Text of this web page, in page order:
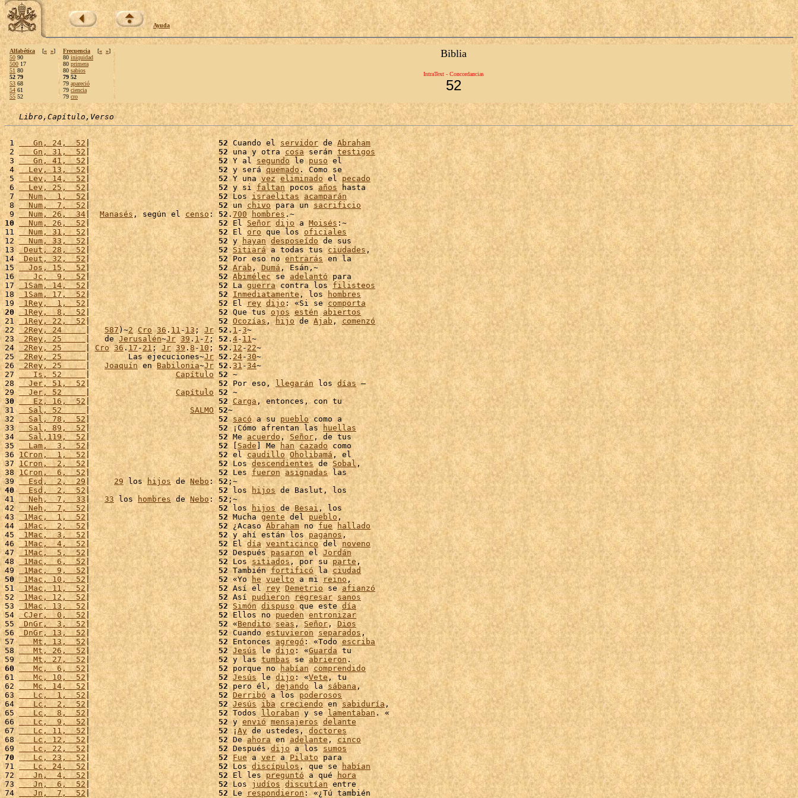
Ayuda
Alfabética [« »]
50 90
500 17
51 80
52 79
53 68
54 61
55 52
Frecuencia [« »]
80 iniquidad
80 primera
80 sabios
79 52
79 apareció
79 ciencia
79 cro
Biblia
IntraText - Concordancias
52
Libro,Capítulo,Verso
1
   Gn, 24,  52
| 52 Cuando el servidor de Abraham
2
   Gn, 31,  52
| 52 una y otra cosa serán testigos
3
   Gn, 41,  52
| 52 Y al segundo le puso el
4
  Lev, 13,  52
| 52 y será quemado. Como se
5
  Lev, 14,  52
| 52 Y una vez eliminado el pecado
6
  Lev, 25,  52
| 52 y si faltan pocos años hasta
7
  Num,  1,  52
| 52 Los israelitas
acamparán
8
  Num,  7,  52
| 52 un chivo para un sacrificio
9
  Num, 26,  34
| Manasés , según el censo : 52 . 700 hombres
10
  Num, 26,  52
| 52 El Señor dijo a Moisés :~
11
  Num, 31,  52
| 52 El oro que los oficiales
12
  Num, 33,  52
| 52 y hayan desposeído de sus
13
Deut, 28,  52| 52 Sitiará a todas tus ciudades ,
14 Deut, 32,  52 | 52 Por eso no entrarás en la
15
  Jos, 15,  52
| 52 Arab , Dumá , Esán,~
16
   Jc,  9,  52
| 52 Abimélec se adelantó para
17 1Sam, 14,  52 | 52 La guerra contra los filisteos
18 1Sam, 17,  52 | 52 Inmediatamente, los
hombres
19 1Rey,  1,  52 | 52 El rey dijo : «Si se comporta
20
1Rey,  8,  52 | 52 Que tus ojos estén abiertos
21
1Rey, 22,  52| 52 Ocozías, hijo de Ajab , comenzó
22
2Rey, 24 | 587)~2 Cro 36. 11 -13; Jr 52 . 1-3~
23 2Rey, 25 |   de Jerusalén~Jr 39 . 1 - 7 ; 52 . 4-11~
24 2Rey, 25 Cro 36. 17 - 21 ; Jr 39.8 -10 ; 52 . 12 -22~
25
2Rey, 25 |        Las ejecuciones~Jr 52 .24-30~
26 2Rey, 25 | Joaquín en Babilonia~Jr 52 . 31-34~
27
   Is, 52
| Capítulo 52 ~
28
  Jer, 51,  52
| 52 Por eso, llegarán los días –
29
  Jer, 52
| Capítulo 52
30
   Ez, 16,  52
| 52 Carga , entonces, con tu
31
  Sal, 52
| SALMO 52~
32
  Sal, 78,  52
| 52 sacó a su pueblo como a
33
  Sal, 89,  52
| 52 ¡Cómo afrentan las
huellas
34
  Sal,119,  52
| 52 Me acuerdo, Señor , de tus
35
  Lam,  3,  52
| 52 Sade ] Me han cazado como
36 1Cron,  1,  52 | 52 el caudillo Oholibamá , el
37 1Cron,  2,  52 | 52 Los descendientes de Sobal ,
38 1Cron,  6,  52| 52 Les fueron asignadas las
39
  Esd,  2,  29
| 29 los hijos de Nebo : 52
40
  Esd,  2,  52
| 52 los hijos de Baslut, los
41
  Neh,  7,  33
| 33 los hombres de Nebo : 52 ;~
42
  Neh,  7,  52
| 52 los hijos de Besai , los
43 1Mac,  1,  52 | 52 Mucha gente del pueblo ,
44 1Mac,  2,  52| 52 ¿Acaso Abraham no fue
hallado
45 1Mac,  3,  52 | 52 y ahí están los paganos ,
46 1Mac,  4,  52| 52 El día veinticinco del noveno
47
1Mac,  5,  52 | 52 Después pasaron el Jordán
48 1Mac,  6,  52 | 52 Los sitiados , por su parte ,
49
1Mac,  9,  52| 52 También fortificó la ciudad
50 1Mac, 10,  52| 52 «Yo he vuelto a mi reino ,
51 1Mac, 11,  52 | 52 Así el rey Demetrio se afianzó
52 1Mac, 12,  52 | 52 Así pudieron regresar sanos
53 1Mac, 13,  52 | 52 Simón dispuso que este día
54 CJer,  0,  52 | 52 Ellos no pueden entronizar
55
DnGr,  3,  52| 52 «Bendito seas, Señor, Dios
56 DnGr, 13,  52| 52 Cuando estuvieron separados ,
57
   Mt, 13,  52
| 52 Entonces agregó : «Todo escriba
58
   Mt, 26,  52
| 52 Jesús le dijo : «Guarda tu
59
   Mt, 27,  52
| 52 y las tumbas se abrieron
60
   Mc,  6,  52
| 52 porque no habían comprendido
61
   Mc, 10,  52
| 52 Jesús le dijo : «Vete , tu
62
   Mc, 14,  52
| 52 pero él, dejando la sábana,
63
   Lc,  1,  52
| 52 Derribó a los poderosos
64
   Lc,  2,  52
| 52 Jesús iba creciendo en sabiduría,
65
   Lc,  8,  52
| 52 Todos lloraban y se lamentaban. «
66
   Lc,  9,  52
| 52 y envió mensajeros delante
67
   Lc, 11,  52
| 52 ¡Ay de ustedes, doctores
68
   Lc, 12,  52
| 52 De ahora en adelante , cinco
69
   Lc, 22,  52
| 52 Después dijo a los sumos
70
   Lc, 23,  52
| 52 Fue a ver a Pilato para
71
   Lc, 24,  52
| 52 Los discípulos , que se habían
72
   Jn,  4,  52
| 52 El les preguntó a qué hora
73
   Jn,  6,  52
| 52 Los judíos discutían entre
74
   Jn,  7,  52
| 52 Le respondieron : «¿Tú también